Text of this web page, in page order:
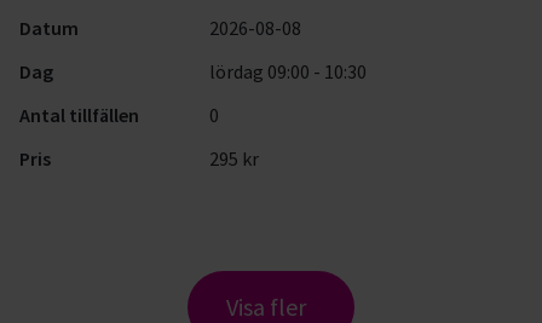
Datum
2026-08-08
Dag
lördag 09:00 - 10:30
Antal tillfällen
0
Pris
295 kr
Visa fler